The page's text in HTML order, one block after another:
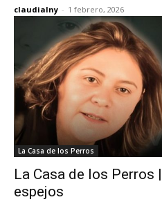
claudialny - 1 febrero, 2026
La Casa de los Perros
La Casa de los Perros
espejos